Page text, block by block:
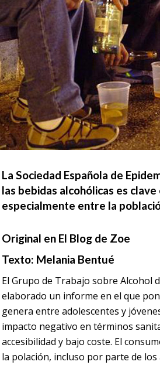
La Sociedad Española de
las bebidas alcohólicas es
especialmente entre la
Original en El Blog de Zoe
Texto: Melania Bentué
El Grupo de Trabajo sobre Alcohol
elaborado un informe en el que
genera entre adolescentes y
impacto negativo en términos
accesibilidad y bajo coste. El
la polación, incluso por parte de